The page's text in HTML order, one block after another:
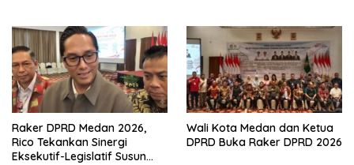
Raker DPRD Medan 2026,
Rico Tekankan Sinergi
Eksekutif-Legislatif Susun
Wali Kota Medan dan Ketua
DPRD Buka Raker DPRD 2026